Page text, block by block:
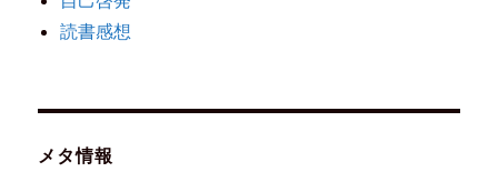
読書感想
メタ情報